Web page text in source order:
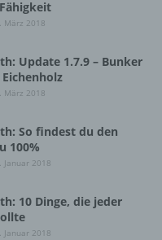
März 2018
Update 1.7.9 – Bunker
März 2018
So findest du den
100%
Januar 2018
10 Dinge, die jeder
Januar 2018
den Mitgliedstaaten
ist die: